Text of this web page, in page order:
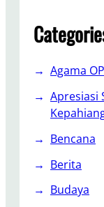
o
h
u
k
a
m
Agama
Apresiasi
Bencana
Berita
Budaya